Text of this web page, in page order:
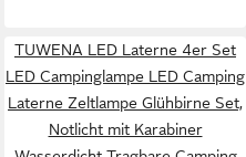
TUWENA LED Laterne 4er Set
LED Campinglampe LED Camping
Laterne Zeltlampe Glühbirne Set,
Notlicht mit Karabiner